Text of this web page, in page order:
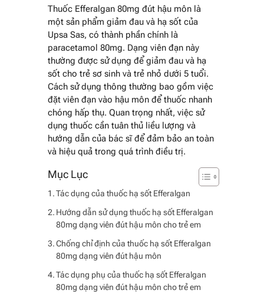
Thuốc Efferalgan 80mg đút hậu môn là
một sản phẩm giảm đau và hạ sốt của
Upsa Sas, có thành phần chính là
paracetamol 80mg. Dạng viên đạn này
thường được sử dụng để giảm đau và hạ
sốt cho trẻ sơ sinh và trẻ nhỏ dưới 5 tuổi.
Cách sử dụng thông thường bao gồm việc
đặt viên đạn vào hậu môn để thuốc nhanh
chóng hấp thụ. Quan trọng nhất, việc sử
dụng thuốc cần tuân thủ liều lượng và
hướng dẫn của bác sĩ để đảm bảo an toàn
và hiệu quả trong quá trình điều trị.
Tác dụng của thuốc hạ sốt Efferalgan
Hướng dẫn sử dụng thuốc hạ sốt Efferalgan
80mg dạng viên đút hậu môn cho trẻ em
Chống chỉ định của thuốc hạ sốt Efferalgan
80mg dạng viên đút hậu môn
Tác dụng phụ của thuốc hạ sốt Efferalgan
80mg dạng viên đút hậu môn cho trẻ em